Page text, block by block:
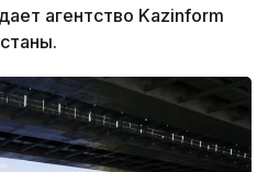
агентство Kazinform